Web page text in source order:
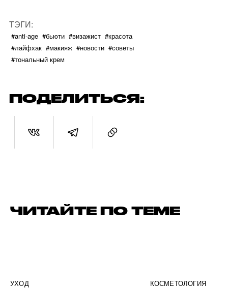
ТЭГИ:
#anti-age #бьюти #визажист #красота
#лайфхак #макияж #новости #советы
#тональный крем
ПОДЕЛИТЬСЯ:
ЧИТАЙТЕ ПО ТЕМЕ
УХОД КОСМЕТОЛОГИЯ